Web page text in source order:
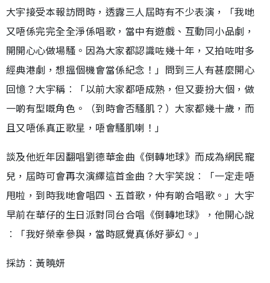
大宇接受本報訪問時，透露三人屆時有不少表演，「我哋
又唔係完完全全淨係唱歌，當中有遊戲、互動同小品劇，
開開心心做場騷。因為大家都認識咗幾十年，又拍咗咁多
經典港劇，想搵個機會當係紀念！」問到三人有甚麼開心
回憶？大宇稱︰「以前大家都唔成熟，但又要扮大個，做
一啲有型嘅角色。（到時會否騷肌？）大家都幾十歲，而
且又唔係真正歌星，唔會騷肌喇！」
談及他近年因翻唱劉德華金曲《倒轉地球》而成為網民寵
兒，屆時可會再次演繹這首金曲？大宇笑說︰「一定走唔
甩啦，到時我哋會唱四、五首歌，仲有啲合唱歌。」大宇
早前在華仔的生日派對同台合唱《倒轉地球》，他開心說
︰「我好榮幸參與，當時感覺真係好夢幻。」
採訪︰黃曉妍